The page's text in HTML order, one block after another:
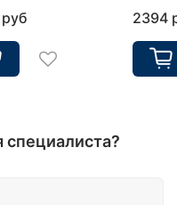
2394
специалиста?